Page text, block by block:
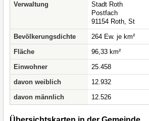
Verwaltung
Stadt Roth
Postfach
91154 Roth, St
Bevölkerungsdichte
264 Ew. je km²
Fläche
96,33 km²
Einwohner
25.458
davon weiblich
12.932
davon männlich
12.526